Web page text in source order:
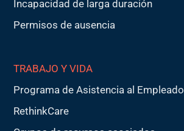
Incapacidad de larga duración
Permisos de ausencia
TRABAJO Y VIDA
Programa de Asistencia al Empleado
RethinkCare